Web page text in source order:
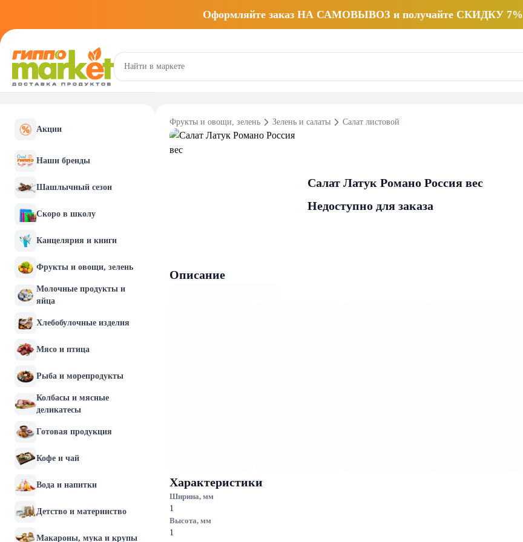
Оформляйте заказ НА САМОВЫВОЗ и получайте СКИДКУ 7%
Акции
Наши бренды
Шашлычный сезон
Скоро в школу
Канцелярия и книги
Фрукты и овощи, зелень
Молочные продукты и
яйца
Хлебобулочные изделия
Мясо и птица
Рыба и морепродукты
Колбасы и мясные
деликатесы
Готовая продукция
Кофе и чай
Вода и напитки
Детство и материнство
Макароны, мука и крупы
Фрукты и овощи, зелень Зелень и салаты Салат листовой
Салат Латук Романо Россия вес
Недоступно для заказа
Описание
Характеристики
Ширина, мм
1
Высота, мм
1